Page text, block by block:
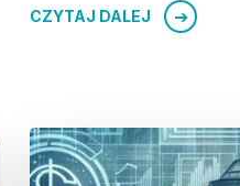
CZYTAJ DALEJ